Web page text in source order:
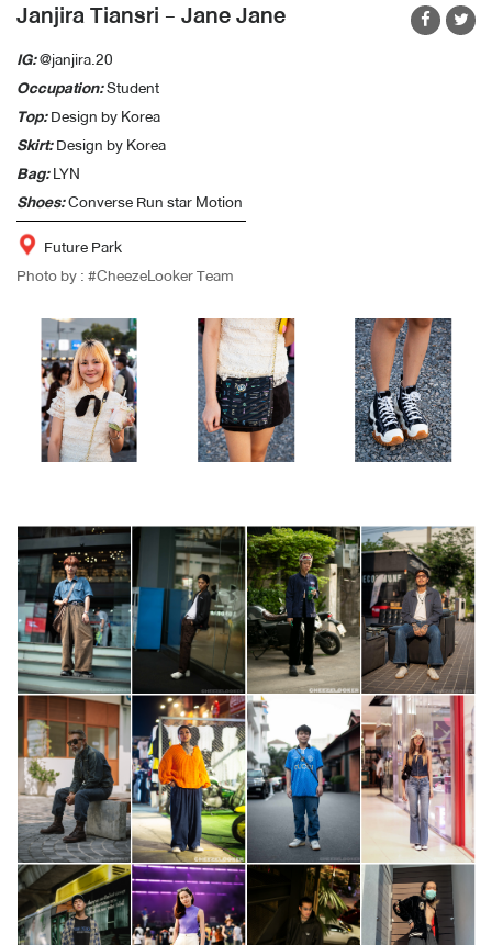
Janjira Tiansri - Jane Jane
IG:@janjira.20
Occupation:Student
Top:Design by Korea
Skirt:Design by Korea
Bag:LYN
Shoes:Converse Run star Motion
Future Park
Photo by : #CheezeLooker Team